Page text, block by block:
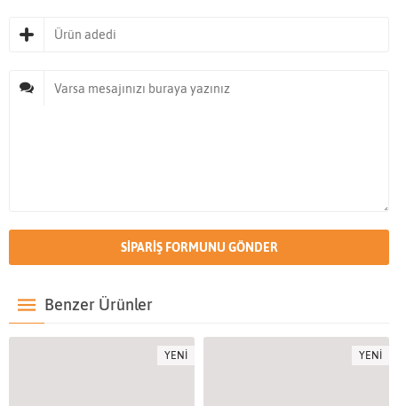
Benzer Ürünler
YENİ YENİ